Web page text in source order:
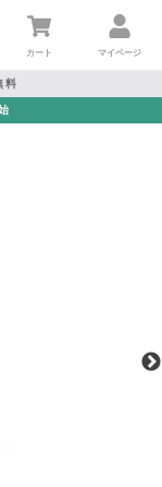
カート マイページ
料